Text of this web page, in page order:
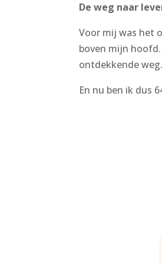
De weg naar
Voor mij was het
boven mijn
ontdekkende weg.
En nu ben ik dus